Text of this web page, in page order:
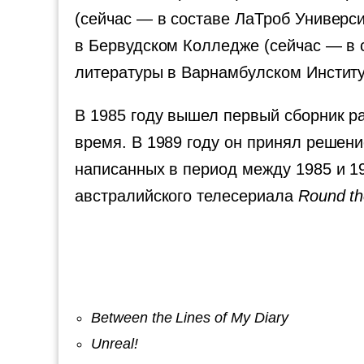
(сейчас — в составе ЛаТроб
в Бервудском Колледже (сейчас — в
литературы в Варнамбулском
В 1985 году вышел первый сборник
время. В 1989 году он принял
написанных в период между 1985 и
австралийского телесериала Round
Between the Lines of My Diary
Unreal!